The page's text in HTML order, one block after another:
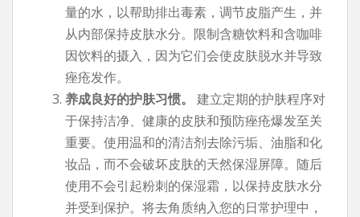
量的水，以帮助排出毒素，调节皮脂产生，并
从内部保持皮肤水分。限制含糖饮料和含咖啡
因饮料的摄入，因为它们会使皮肤脱水并导致
痤疮发作。
养成良好的护肤习惯。
建立定期的护肤程序对
于保持洁净、健康的皮肤和预防痤疮爆发至关
重要。使用温和的清洁剂去除污垢、油脂和化
妆品，而不会破坏皮肤的天然保湿屏障。随后
使用不会引起粉刺的保湿霜，以保持皮肤水分
并受到保护。将去角质纳入您的日常护理中，